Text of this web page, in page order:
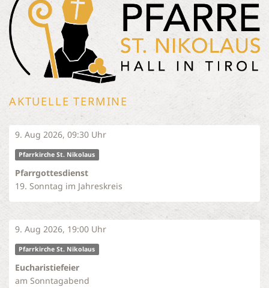
AKTUELLE TERMINE
9. Aug 2026, 09:30 Uhr
Pfarrkirche St. Nikolaus
Pfarrgottesdienst
19. Sonntag im Jahreskreis
9. Aug 2026, 19:00 Uhr
Pfarrkirche St. Nikolaus
Eucharistiefeier
am Sonntagabend